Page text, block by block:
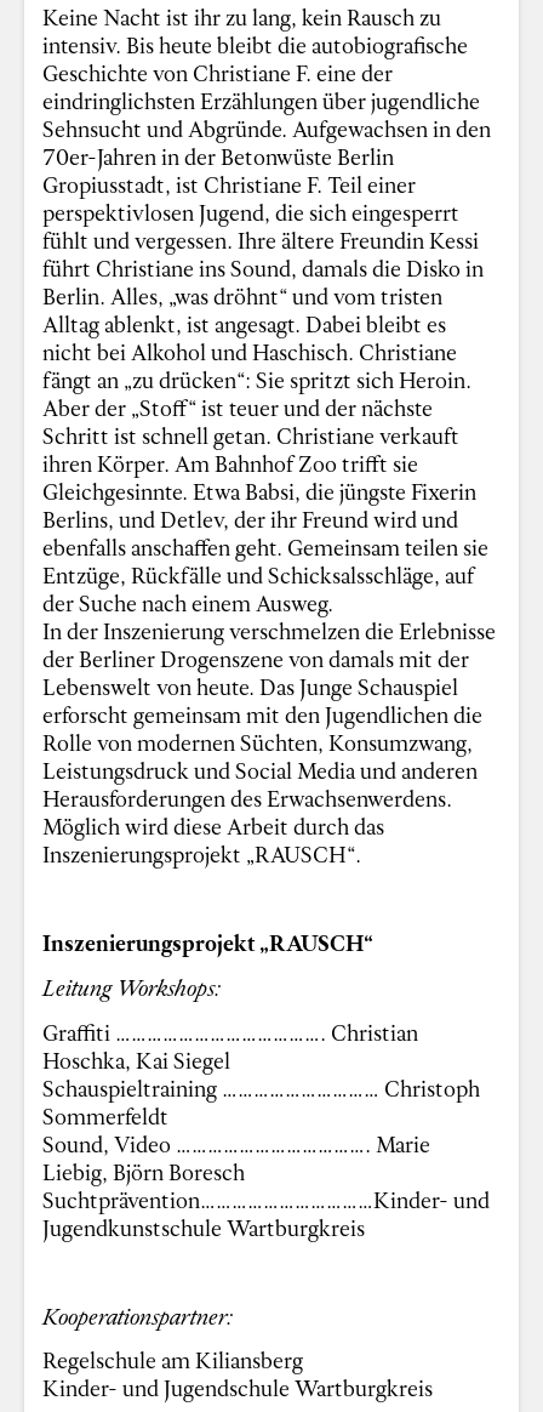
Keine Nacht ist ihr zu lang, kein Rausch zu
intensiv. Bis heute bleibt die autobiografische
Geschichte von Christiane F. eine der
eindringlichsten Erzählungen über jugendliche
Sehnsucht und Abgründe. Aufgewachsen in den
70er-Jahren in der Betonwüste Berlin
Gropiusstadt, ist Christiane F. Teil einer
perspektivlosen Jugend, die sich eingesperrt
fühlt und vergessen. Ihre ältere Freundin Kessi
führt Christiane ins Sound, damals die Disko in
Berlin. Alles, „was dröhnt“ und vom tristen
Alltag ablenkt, ist angesagt. Dabei bleibt es
nicht bei Alkohol und Haschisch. Christiane
fängt an „zu drücken“: Sie spritzt sich Heroin.
Aber der „Stoff“ ist teuer und der nächste
Schritt ist schnell getan. Christiane verkauft
ihren Körper. Am Bahnhof Zoo trifft sie
Gleichgesinnte. Etwa Babsi, die jüngste Fixerin
Berlins, und Detlev, der ihr Freund wird und
ebenfalls anschaffen geht. Gemeinsam teilen sie
Entzüge, Rückfälle und Schicksalsschläge, auf
der Suche nach einem Ausweg.
In der Inszenierung verschmelzen die Erlebnisse
der Berliner Drogenszene von damals mit der
Lebenswelt von heute. Das Junge Schauspiel
erforscht gemeinsam mit den Jugendlichen die
Rolle von modernen Süchten, Konsumzwang,
Leistungsdruck und Social Media und anderen
Herausforderungen des Erwachsenwerdens.
Möglich wird diese Arbeit durch das
Inszenierungsprojekt „RAUSCH“.
Inszenierungsprojekt „RAUSCH“
Leitung Workshops:
Graffiti …………………………………. Christian
Hoschka, Kai Siegel
Schauspieltraining ………………………… Christoph
Sommerfeldt
Sound, Video ………………………………. Marie
Liebig, Björn Boresch
Suchtprävention……………………………Kinder- und
Jugendkunstschule Wartburgkreis
Kooperationspartner:
Regelschule am Kiliansberg
Kinder- und Jugendschule Wartburgkreis